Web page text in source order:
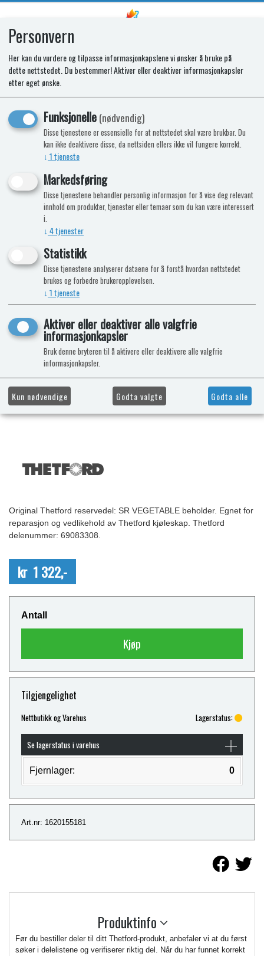
SR VEGETABLE BIN
Original Thetford reservedel: SR VEGETABLE beholder. Egnet for
reparasjon og vedlikehold av Thetford kjøleskap. Thetford
delenummer: 69083308.
kr 1 322,-
Antall
Kjøp
Tilgjengelighet
Nettbutikk og Varehus Lagerstatus:
Se lagerstatus i varehus
Fjernlager: 0
Art.nr: 1620155181
Produktinfo
Før du bestiller deler til ditt Thetford-produkt, anbefaler vi at du først
søker i delelistene og verifiserer riktig del. Når du har funnet korrekt
Personvern
Her kan du vurdere og tilpasse informasjonkapslene vi ønsker å bruke på
dette nettstedet. Du bestemmer! Aktiver eller deaktiver informasjonkapsler
etter eget ønske.
Funksjonelle(nødvendig)
Disse tjenestene er essensielle for at nettstedet skal være brukbar. Du
kan ikke deaktivere disse, da nettsiden ellers ikke vil fungere korrekt.
↓ 1tjeneste
Markedsføring
Disse tjenestene behandler personlig informasjon for å vise deg relevant
innhold om produkter, tjenester eller temaer som du kan være interessert
i.
↓ 4tjenester
Statistikk
Disse tjenestene analyserer dataene for å forstå hvordan nettstedet
brukes og forbedre brukeropplevelsen.
↓ 1tjeneste
Aktiver eller deaktiver alle valgfrie
informasjonkapsler
Bruk denne bryteren til å aktivere eller deaktivere alle valgfrie
informasjonkapsler.
Kun nødvendige Godta valgte Godta alle